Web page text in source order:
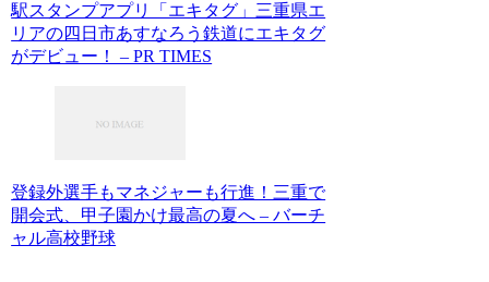
駅スタンプアプリ「エキタグ」三重県エ
リアの四日市あすなろう鉄道にエキタグ
がデビュー！ – PR TIMES
登録外選手もマネジャーも行進！三重で
開会式、甲子園かけ最高の夏へ – バーチ
ャル高校野球